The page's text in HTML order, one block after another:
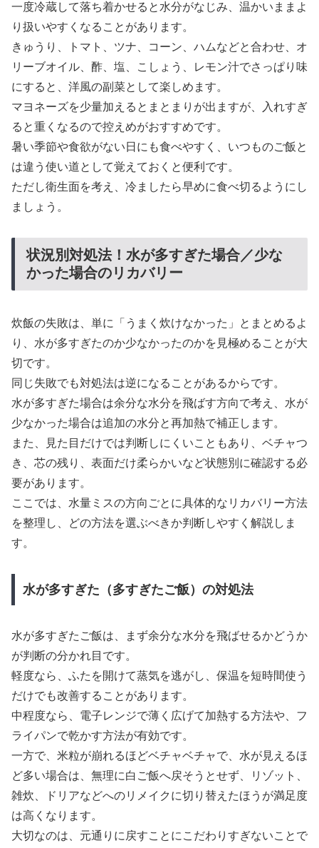
一度冷蔵して落ち着かせると水分がなじみ、温かいままよ
り扱いやすくなることがあります。
きゅうり、トマト、ツナ、コーン、ハムなどと合わせ、オ
リーブオイル、酢、塩、こしょう、レモン汁でさっぱり味
にすると、洋風の副菜として楽しめます。
マヨネーズを少量加えるとまとまりが出ますが、入れすぎ
ると重くなるので控えめがおすすめです。
暑い季節や食欲がない日にも食べやすく、いつものご飯と
は違う使い道として覚えておくと便利です。
ただし衛生面を考え、冷ましたら早めに食べ切るようにし
ましょう。
状況別対処法！水が多すぎた場合／少な
かった場合のリカバリー
炊飯の失敗は、単に「うまく炊けなかった」とまとめるよ
り、水が多すぎたのか少なかったのかを見極めることが大
切です。
同じ失敗でも対処法は逆になることがあるからです。
水が多すぎた場合は余分な水分を飛ばす方向で考え、水が
少なかった場合は追加の水分と再加熱で補正します。
また、見た目だけでは判断しにくいこともあり、ベチャつ
き、芯の残り、表面だけ柔らかいなど状態別に確認する必
要があります。
ここでは、水量ミスの方向ごとに具体的なリカバリー方法
を整理し、どの方法を選ぶべきか判断しやすく解説しま
す。
水が多すぎた（多すぎたご飯）の対処法
水が多すぎたご飯は、まず余分な水分を飛ばせるかどうか
が判断の分かれ目です。
軽度なら、ふたを開けて蒸気を逃がし、保温を短時間使う
だけでも改善することがあります。
中程度なら、電子レンジで薄く広げて加熱する方法や、フ
ライパンで乾かす方法が有効です。
一方で、米粒が崩れるほどベチャベチャで、水が見えるほ
ど多い場合は、無理に白ご飯へ戻そうとせず、リゾット、
雑炊、ドリアなどへのリメイクに切り替えたほうが満足度
は高くなります。
大切なのは、元通りに戻すことにこだわりすぎないことで